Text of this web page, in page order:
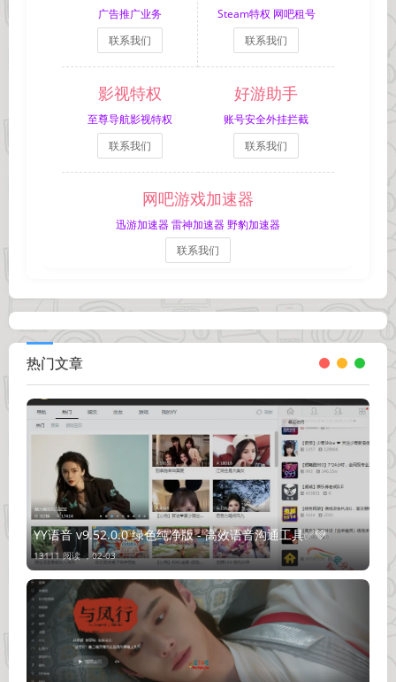
广告推广业务
联系我们
Steam特权 网吧租号
联系我们
影视特权
至尊导航影视特权
联系我们
好游助手
账号安全外挂拦截
联系我们
网吧游戏加速器
迅游加速器 雷神加速器 野豹加速器
联系我们
热门文章
YY语音 v9.52.0.0 绿色纯净版 - 高效语音沟通工具✅💚
13111 阅读 ， 02-03